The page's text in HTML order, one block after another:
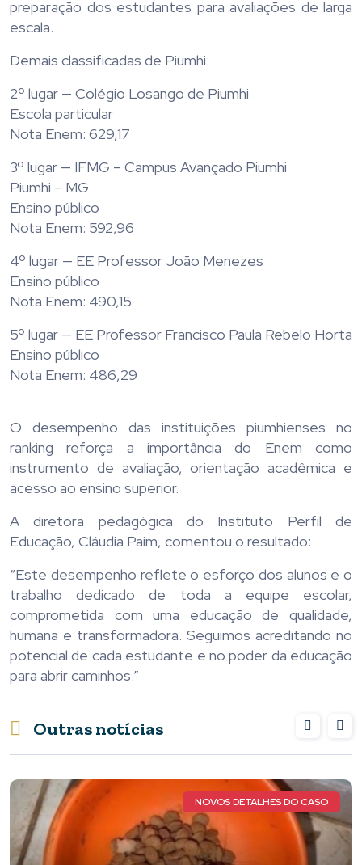
preparação dos estudantes para avaliações de larga
escala.
Demais classificadas de Piumhi:
2º lugar — Colégio Losango de Piumhi
Escola particular
Nota Enem: 629,17
3º lugar — IFMG – Campus Avançado Piumhi
Piumhi – MG
Ensino público
Nota Enem: 592,96
4º lugar — EE Professor João Menezes
Ensino público
Nota Enem: 490,15
5º lugar — EE Professor Francisco Paula Rebelo Horta
Ensino público
Nota Enem: 486,29
O desempenho das instituições piumhienses no
ranking reforça a importância do Enem como
instrumento de avaliação, orientação acadêmica e
acesso ao ensino superior.
A diretora pedagógica do Instituto Perfil de
Educação, Cláudia Paim, comentou o resultado:
“Este desempenho reflete o esforço dos alunos e o
trabalho dedicado de toda a equipe escolar,
comprometida com uma educação de qualidade,
humana e transformadora. Seguimos acreditando no
potencial de cada estudante e no poder da educação
para abrir caminhos.”
Outras notícias
QUERIDA MARIA LUIZA DE FARIA